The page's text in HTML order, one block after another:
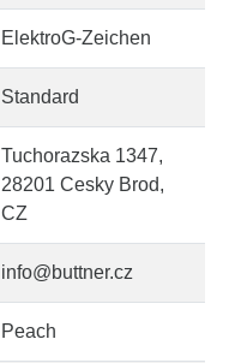
ElektroG-Zeichen
Standard
Tuchorazska 1347,
28201 Cesky Brod,
CZ
info@buttner.cz
Peach